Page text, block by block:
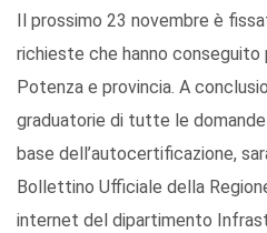
Il prossimo 23 novembre è
richieste che hanno
Potenza e provincia. A
graduatorie di tutte le
base dell’autocertificazione,
Bollettino Ufficiale della
internet del dipartimento